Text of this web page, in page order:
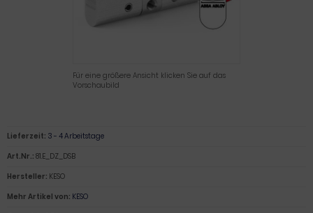
Für eine größere Ansicht klicken Sie auf das
Vorschaubild
Lieferzeit: 3 - 4 Arbeitstage
Art.Nr.: 81.E_DZ_DSB
Hersteller: KESO
Mehr Artikel von: KESO